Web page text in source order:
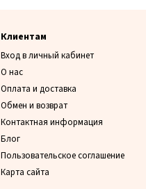
Клиентам
Вход в личный кабинет
О нас
Оплата и доставка
Обмен и возврат
Контактная информация
Блог
Пользовательское соглашение
Карта сайта